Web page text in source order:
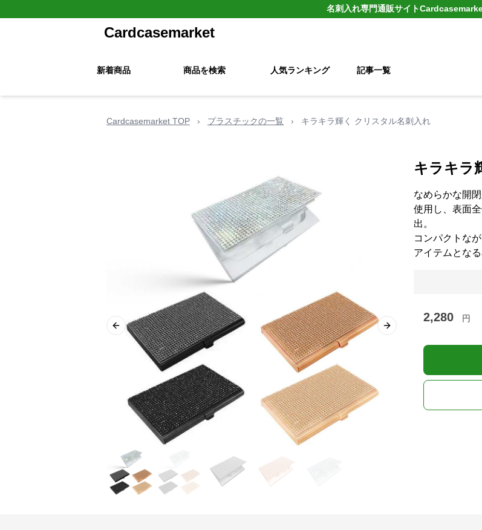
名刺入れ専門通販サイト
Cardcasemarket
新着商品 商品を検索 人気ランキング 記事一覧
Cardcasemarket TOP › プラスチックの一覧 › キラキラ輝く クリスタル名刺入れ
Previous slide Next slide
キラキラ
なめらかな開
使用し、表面
出。
コンパクトな
アイテムとな
2,280 円